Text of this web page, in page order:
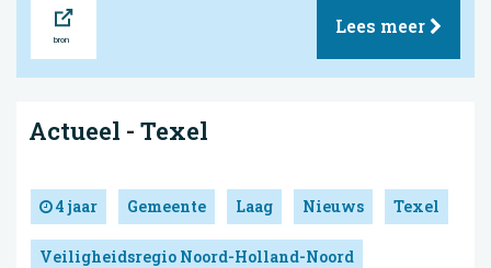
Lees meer
Actueel - Texel
4 jaar Gemeente Laag Nieuws Texel
Veiligheidsregio Noord-Holland-Noord